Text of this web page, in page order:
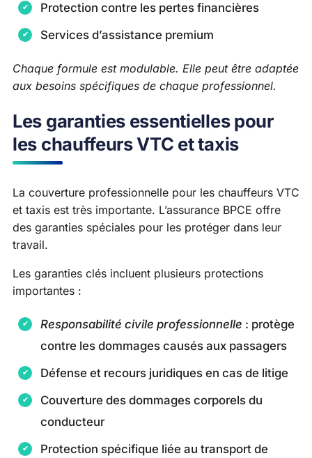
Protection contre les pertes financières
Services d’assistance premium
Chaque formule est modulable. Elle peut être adaptée
aux besoins spécifiques de chaque professionnel.
Les garanties essentielles pour
les chauffeurs VTC et taxis
La couverture professionnelle pour les chauffeurs VTC
et taxis est très importante. L’assurance BPCE offre
des garanties spéciales pour les protéger dans leur
travail.
Les garanties clés incluent plusieurs protections
importantes :
Responsabilité civile professionnelle : protège
contre les dommages causés aux passagers
Défense et recours juridiques en cas de litige
Couverture des dommages corporels du
conducteur
Protection spécifique liée au transport de